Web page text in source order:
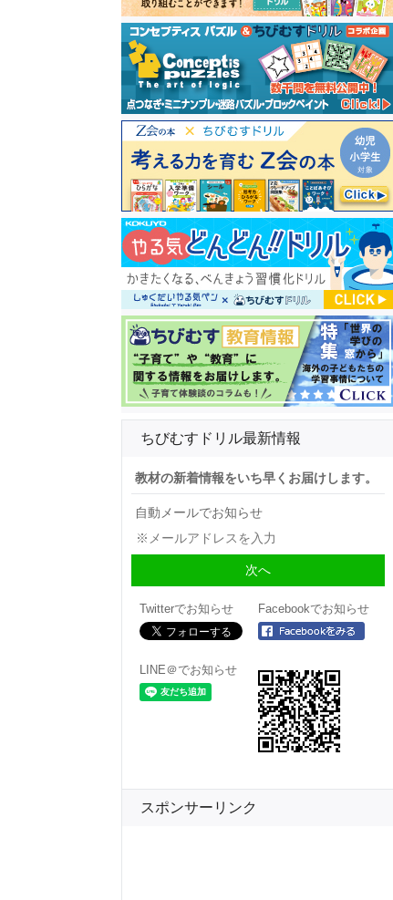
ちびむすドリル最新情報
教材の新着情報をいち早くお届けします。
自動メールでお知らせ
Twitterでお知らせ Facebookでお知らせ
LINE＠でお知らせ
スポンサーリンク